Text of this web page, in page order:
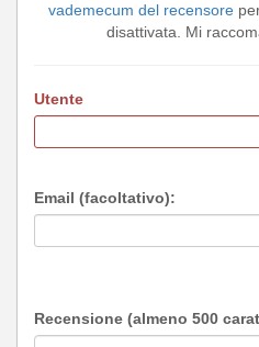
vademecum del recensore
disattivata. Mi
Utente
Email (facoltativo):
Recensione (almeno 500